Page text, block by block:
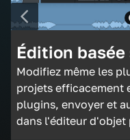
Édition
Modifiez même les
projets efficacement
plugins, envoyer et
dans l'éditeur